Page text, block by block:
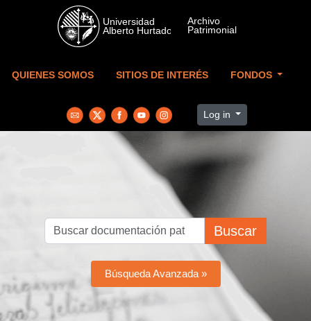
Skip to main content
QUIENES SOMOS SITIOS DE INTERÉS FONDOS
Log in
Buscar
Búsqueda Avanzada »